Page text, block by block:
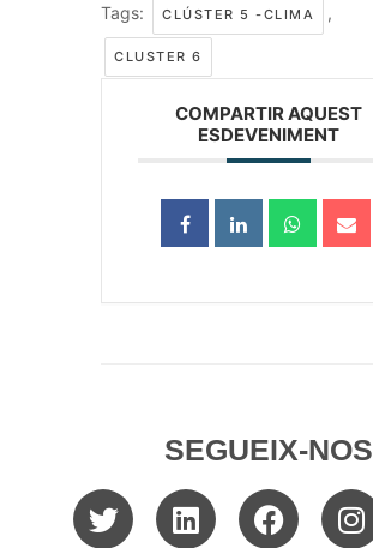
Tags: CLÚSTER 5 -CLIMA ,
CLUSTER 6
COMPARTIR AQUEST
ESDEVENIMENT
SEGUEIX-NOS